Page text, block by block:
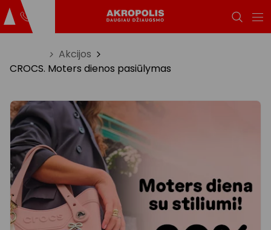
Akcijos
CROCS. Moters dienos pasiūlymas